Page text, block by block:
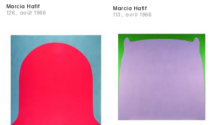
Marcia Hafif
126., août 1966
Marcia Hafif
113.
, avril 1966